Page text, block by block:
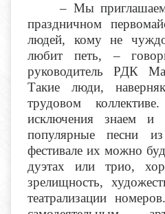
– Мы
праздничном
людей, кому не
любит петь, –
руководитель РДК
Такие люди,
трудовом
исключения знаем и
популярные песни
фестивале их можно
дуэтах или трио,
зрелищность,
театрализации